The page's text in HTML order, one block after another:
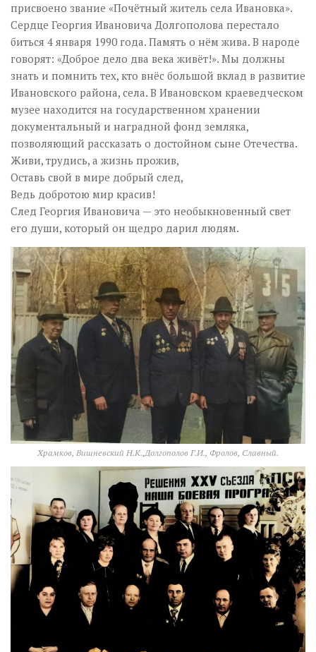
присвоено звание «Почётный житель села Ивановка».
Сердце Георгия Ивановича Долгополова перестало
биться 4 января 1990 года. Память о нём жива. В народе
говорят: «Доброе дело два века живёт!». Мы должны
знать и помнить тех, кто внёс большой вклад в развитие
Ивановского района, села. В Ивановском краеведческом
музее находится на государственном хранении
документальный и наградной фонд земляка,
позволяющий рассказать о достойном сыне Отечества.
Живи, трудись, а жизнь прожив,
Оставь свой в мире добрый след,
Ведь добротою мир красив!
След Георгия Ивановича — это необыкновенный свет
его души, который он щедро дарил людям.
Храмков, Вишневский Н.К.,Долгополов Г.И., Фролов, Славный.